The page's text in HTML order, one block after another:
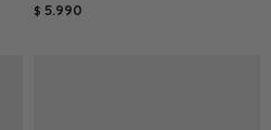
$ 5.990